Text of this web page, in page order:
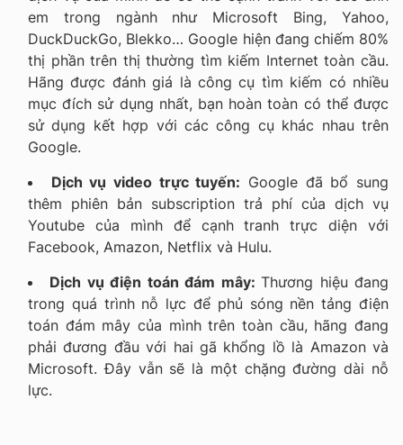
em trong ngành như Microsoft Bing, Yahoo,
DuckDuckGo, Blekko… Google hiện đang chiếm 80%
thị phần trên thị thường tìm kiếm Internet toàn cầu.
Hãng được đánh giá là công cụ tìm kiếm có nhiều
mục đích sử dụng nhất, bạn hoàn toàn có thể được
sử dụng kết hợp với các công cụ khác nhau trên
Google.
Dịch vụ video trực tuyến: Google đã bổ sung
thêm phiên bản subscription trả phí của dịch vụ
Youtube của mình để cạnh tranh trực diện với
Facebook, Amazon, Netflix và Hulu.
Dịch vụ điện toán đám mây:Thương hiệu đang
trong quá trình nỗ lực để phủ sóng nền tảng điện
toán đám mây của mình trên toàn cầu, hãng đang
phải đương đầu với hai gã khổng lồ là Amazon và
Microsoft. Đây vẫn sẽ là một chặng đường dài nỗ
lực.